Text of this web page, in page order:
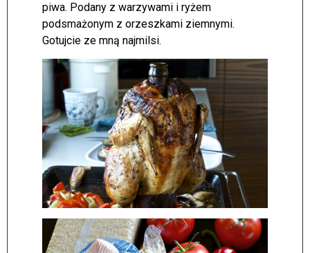
piwa. Podany z warzywami i ryżem
podsmażonym z orzeszkami ziemnymi.
Gotujcie ze mną najmilsi.